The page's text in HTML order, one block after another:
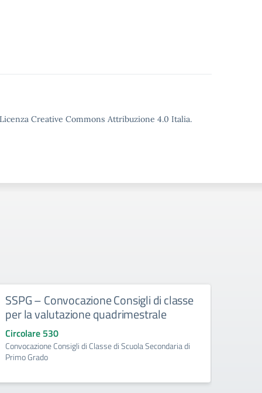
Creative Commons Attribuzione 4.0 Italia.
SSPG – Convocazione Consigli di classe
per la valutazione quadrimestrale
Circolare 530
Convocazione Consigli di Classe di Scuola Secondaria di
Primo Grado